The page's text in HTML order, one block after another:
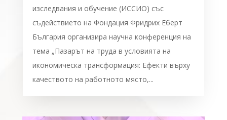
изследвания и обучение (ИССИО) със
съдействието на Фондация Фридрих Еберт
България организира научна конференция на
тема „Пазарът на труда в условията на
икономическа трансформация: Ефекти върху
качеството на работното място,...